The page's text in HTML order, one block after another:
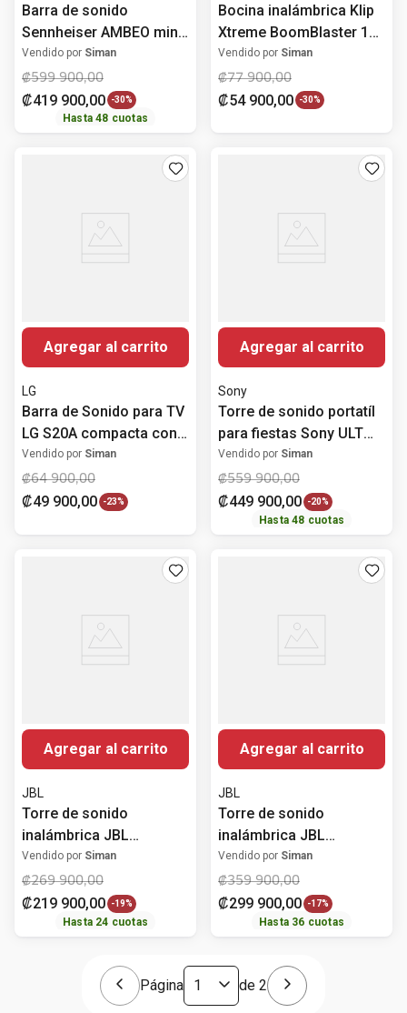
Barra de sonido
Sennheiser AMBEO mini
250W con sonido Dolby
Atmos de 7.1.4 canales
Vendido por Siman
₡599 900,00
₡419 900,00 -30%
Hasta48 cuotas
Bocina inalámbrica Klip
Xtreme BoomBlaster 120
Watts
Vendido por Siman
₡77 900,00
₡54 900,00 -30%
Agregar al carrito
LG
Barra de Sonido para TV
LG S20A compacta con
doble woofer integrado
con 50W y 2.0 canales
Vendido por Siman
₡64 900,00
₡49 900,00 -23%
Agregar al carrito
Sony
Torre de sonido portatíl
para fiestas Sony ULT
TOWER 9
Vendido por Siman
₡559 900,00
₡449 900,00 -20%
Hasta48 cuotas
Agregar al carrito
JBL
Torre de sonido
inalámbrica JBL
Partybox Club 120 160W
Vendido por Siman
₡269 900,00
₡219 900,00 -19%
Hasta 24 cuotas
Agregar al carrito
JBL
Torre de sonido
inalámbrica JBL
PartyBox Club 320 240W
Vendido por Siman
₡359 900,00
₡299 900,00 -17%
Hasta 36 cuotas
Página de 2